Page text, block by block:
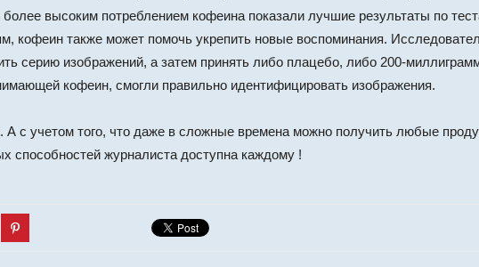
высоким потреблением кофеина показали лучшие результаты по
кофеин также может помочь укрепить новые воспоминания.
серию изображений, а затем принять либо плацебо, либо 200-
кофеин, смогли правильно идентифицировать изображения.
А с учетом того, что даже в сложные времена можно получить любые
способностей журналиста доступна каждому !